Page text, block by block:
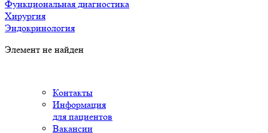
Функциональная диагностика
Хирургия
Эндокринология
Элемент не найден
Контакты
Информация
для пациентов
Вакансии